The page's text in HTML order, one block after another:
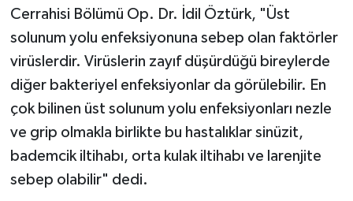
Cerrahisi Bölümü Op. Dr. İdil Öztürk, "Üst
solunum yolu enfeksiyonuna sebep olan faktörler
virüslerdir. Virüslerin zayıf düşürdüğü bireylerde
diğer bakteriyel enfeksiyonlar da görülebilir. En
çok bilinen üst solunum yolu enfeksiyonları nezle
ve grip olmakla birlikte bu hastalıklar sinüzit,
bademcik iltihabı, orta kulak iltihabı ve larenjite
sebep olabilir" dedi.